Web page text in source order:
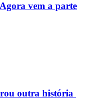
vem a parte
outra história